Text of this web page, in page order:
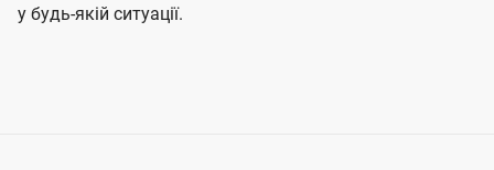
у будь-якій ситуації.